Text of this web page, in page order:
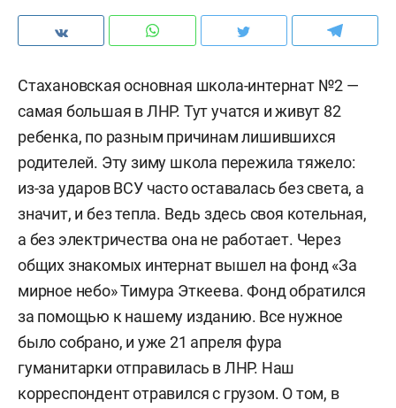
Стахановская основная школа-интернат №2 —
самая большая в ЛНР. Тут учатся и живут 82
ребенка, по разным причинам лишившихся
родителей. Эту зиму школа пережила тяжело:
из-за ударов ВСУ часто оставалась без света, а
значит, и без тепла. Ведь здесь своя котельная,
а без электричества она не работает. Через
общих знакомых интернат вышел на фонд «За
мирное небо» Тимура Эткеева. Фонд обратился
за помощью к нашему изданию. Все нужное
было собрано, и уже 21 апреля фура
гуманитарки отправилась в ЛНР. Наш
корреспондент отравился с грузом. О том, в